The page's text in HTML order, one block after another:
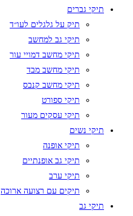
תיקי גברים
תיק על גלגלים לעו״ד
תיקי גב למחשב
תיקי מחשב דמויי עור
תיקי מחשב מבד
תיקי מחשב קנבס
תיקי ספורט
תיקי עסקים מעור
תיקי נשים
תיקי אופנה
תיקי גב אופנתיים
תיקי ערב
תיקים עם רצועה ארוכה
תיקי גב